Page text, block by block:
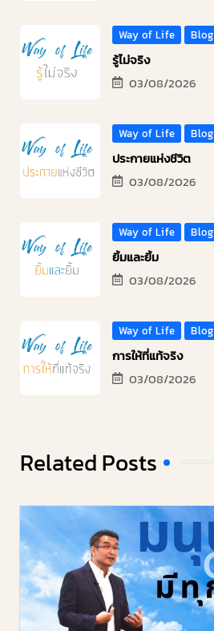
Way of Life Blog
รู้ไม่จริง
03/08/2026
Way of Life Blog
ประกายแห่งชีวิต
03/08/2026
Way of Life Blog
ยิ้มและยิ้ม
03/08/2026
Way of Life Blog
การให้ที่แท้จริง
03/08/2026
Related Posts